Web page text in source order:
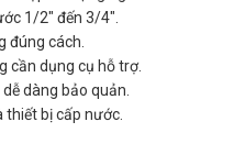
1/2″ đến 3/4″.
đúng cách.
cần dụng cụ hỗ trợ.
dàng bảo quản.
thiết bị cấp nước.